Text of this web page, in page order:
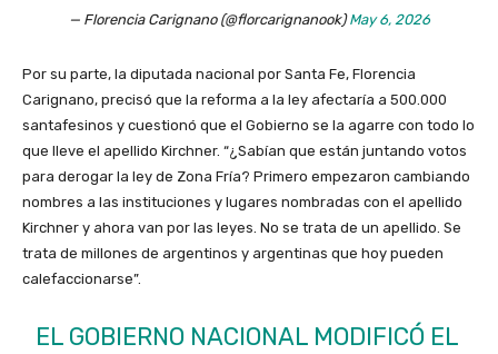
— Florencia Carignano (@florcarignanook)May 6, 2026
Por su parte, la diputada nacional por Santa Fe, Florencia
Carignano, precisó que la reforma a la ley afectaría a 500.000
santafesinos y cuestionó que el Gobierno se la agarre con todo lo
que lleve el apellido Kirchner. “¿Sabían que están juntando votos
para derogar la ley de Zona Fría? Primero empezaron cambiando
nombres a las instituciones y lugares nombradas con el apellido
Kirchner y ahora van por las leyes. No se trata de un apellido. Se
trata de millones de argentinos y argentinas que hoy pueden
calefaccionarse”.
EL GOBIERNO NACIONAL MODIFICÓ EL